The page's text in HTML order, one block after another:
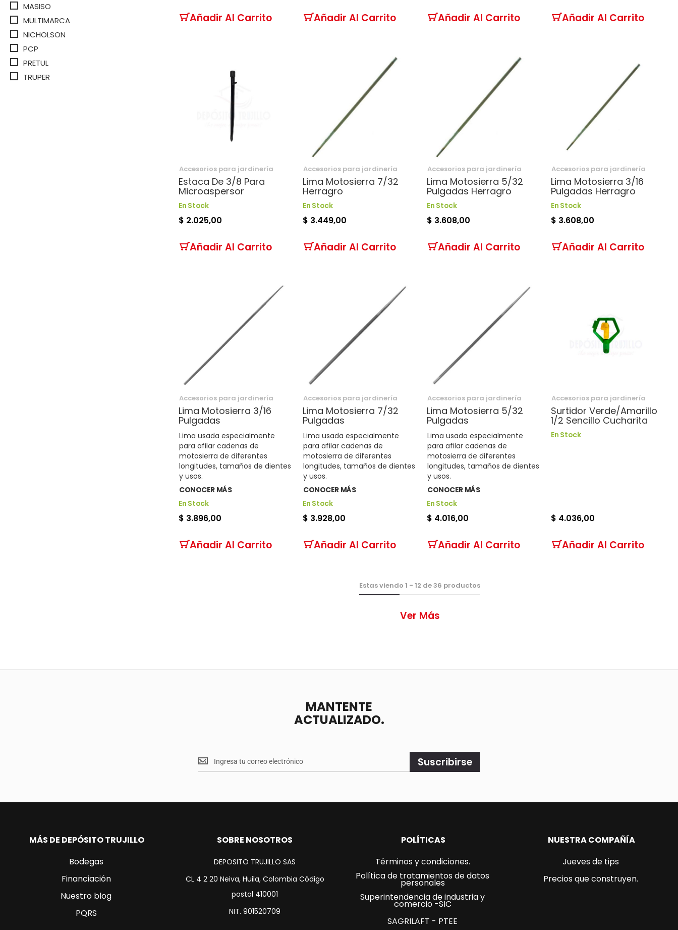
Añadir Al Carrito Añadir Al Carrito Añadir Al Carrito Añadir Al Carrito
Accesorios para jardinería
Estaca De 3/8 Para
Microaspersor
En Stock
$ 2.025,00
Añadir Al Carrito
Accesorios para jardinería
Lima Motosierra 7/32
Herragro
En Stock
$ 3.449,00
Añadir Al Carrito
Accesorios para jardinería
Lima Motosierra 5/32
Pulgadas Herragro
En Stock
$ 3.608,00
Añadir Al Carrito
Accesorios para jardinería
Lima Motosierra 3/16
Pulgadas Herragro
En Stock
$ 3.608,00
Añadir Al Carrito
Accesorios para jardinería
Lima Motosierra 3/16
Pulgadas
Lima usada especialmente
para afilar cadenas de
motosierra de diferentes
longitudes, tamaños de dientes
y usos.
CONOCER MÁS
En Stock
$ 3.896,00
Añadir Al Carrito
Accesorios para jardinería
Lima Motosierra 7/32
Pulgadas
Lima usada especialmente
para afilar cadenas de
motosierra de diferentes
longitudes, tamaños de dientes
y usos.
CONOCER MÁS
En Stock
$ 3.928,00
Añadir Al Carrito
Accesorios para jardinería
Lima Motosierra 5/32
Pulgadas
Lima usada especialmente
para afilar cadenas de
motosierra de diferentes
longitudes, tamaños de dientes
y usos.
CONOCER MÁS
En Stock
$ 4.016,00
Añadir Al Carrito
Accesorios para jardinería
Surtidor Verde/Amarillo
1/2 Sencillo Cucharita
En Stock
$ 4.036,00
Añadir Al Carrito
Estas viendo 1 - 12 de36 productos
Ver Más
MASISO
MULTIMARCA
NICHOLSON
PCP
PRETUL
TRUPER
MANTENTE
ACTUALIZADO.
Mantente
<br>
Suscribirse
MÁS DE DEPÓSITO TRUJILLO
Bodegas
Financiación
Nuestro blog
PQRS
SOBRE NOSOTROS
DEPOSITO TRUJILLO SAS
CL 4 2 20 Neiva, Huila, Colombia Código
postal 410001
NIT. 901520709
POLÍTICAS
Términos y condiciones.
Política de tratamientos de datos
personales
Superintendencia de industria y
comercio -SIC
SAGRILAFT - PTEE
NUESTRA COMPAÑÍA
Jueves de tips
Precios que construyen.